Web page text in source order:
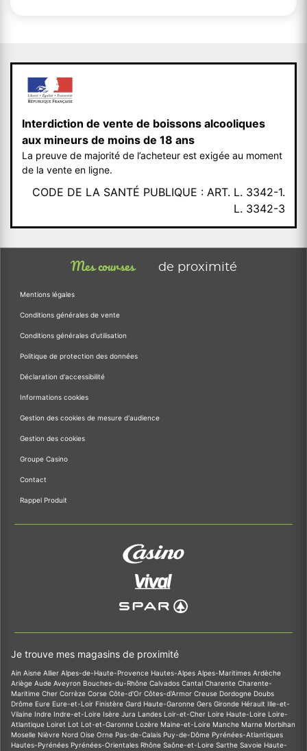
Interdiction de vente de boissons alcooliques
aux mineurs de moins de 18 ans
La preuve de majorité de l’acheteur est exigée au moment
de la vente en ligne.
CODE DE LA SANTÉ PUBLIQUE : ART. L. 3342-1.
L. 3342-3
Mes courses de proximité
Mentions légales
Conditions générales de vente
Conditions générales d'utilisation
Politique de protection des données
Déclaration d'accessibilité
Informations cookies
Gestion des cookies de mesure d'audience
Gestion des cookies
Groupe Casino
Contact
Rappel Produit
Je trouve mes magasins de proximité
Ain Aisne Allier Alpes-de-Haute-Provence Hautes-Alpes Alpes-Maritimes Ardèche
Ariège Aude Aveyron Bouches-du-Rhône Calvados Cantal Charente Charente-
Maritime Cher Corrèze Corse Côte-d'Or Côtes-d'Armor Creuse Dordogne Doubs
Drôme Eure Eure-et-Loir Finistère Gard Haute-Garonne Gers Gironde Hérault Ille-et-
Vilaine Indre Indre-et-Loire Isère Jura Landes Loir-et-Cher Loire Haute-Loire Loire-
Atlantique Loiret Lot Lot-et-Garonne Lozère Maine-et-Loire Manche Marne Morbihan
Moselle Nièvre Nord Oise Orne Pas-de-Calais Puy-de-Dôme Pyrénées-Atlantiques
Hautes-Pyrénées Pyrénées-Orientales Rhône Saône-et-Loire Sarthe Savoie Haute-